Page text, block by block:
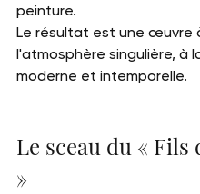
peinture.
Le résultat est une œuvre
l'atmosphère singulière, à
moderne et intemporelle.
Le sceau du « Fils
»